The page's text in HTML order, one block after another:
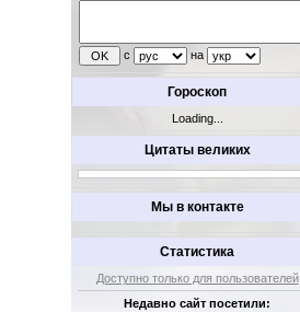
с на
Гороскоп
Loading...
Цитаты великих
Мы в контакте
Статистика
Доступно только для пользователей
Недавно сайт посетили: